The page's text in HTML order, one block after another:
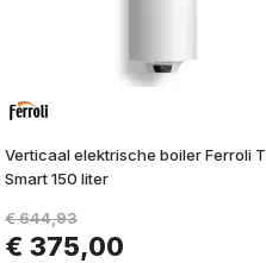
Verticaal elektrische boiler Ferroli
Smart 150 liter
€ 375,00
€ 644,93